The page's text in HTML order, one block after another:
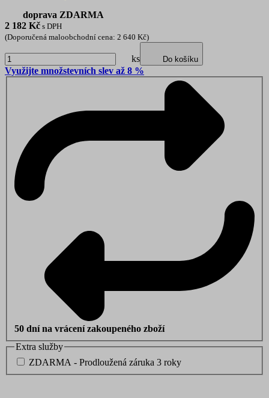
doprava ZDARMA
2 182 Kč s DPH
(Doporučená maloobchodní cena: 2 640 Kč)
ks Do košíku
Využijte množstevních slev až 8 %
50 dní na vrácení zakoupeného zboží
Extra služby
ZDARMA - Prodloužená záruka 3 roky